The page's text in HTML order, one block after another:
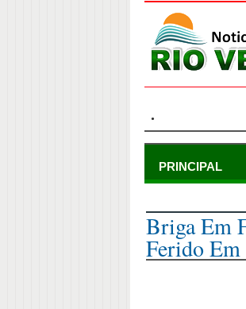
.
PRINCIPAL
Briga Em
Ferido